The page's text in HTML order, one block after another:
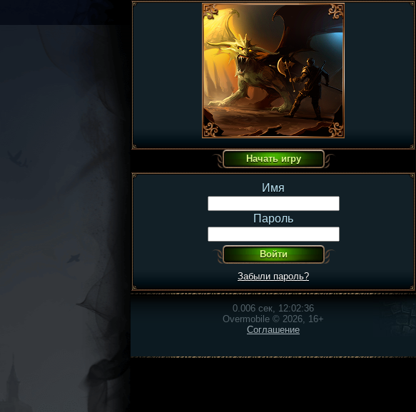
Имя
Пароль
Забыли пароль?
0.006 сек, 12:02:36
Overmobile © 2026, 16+
Соглашение